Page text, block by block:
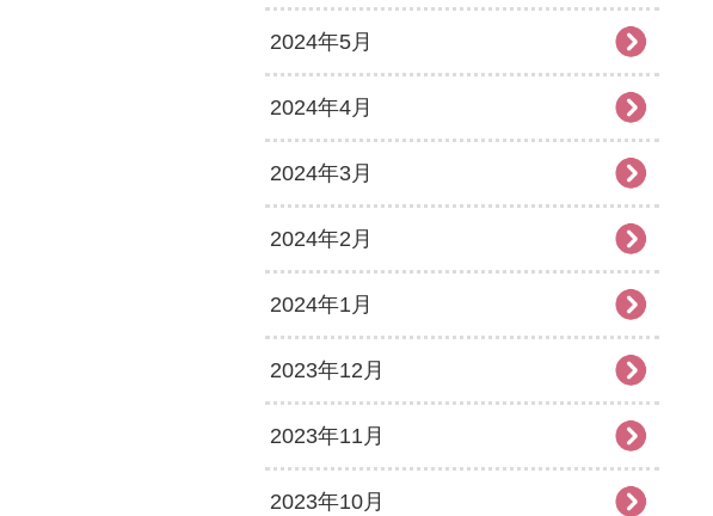
2024年5月
2024年4月
2024年3月
2024年2月
2024年1月
2023年12月
2023年11月
2023年10月